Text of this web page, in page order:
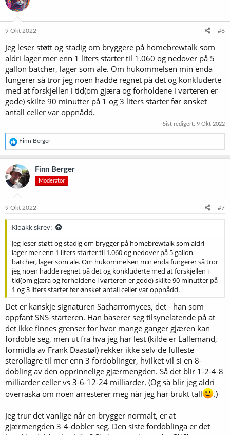
j
o
e
:
9 Okt 2022 #6
Jeg leser støtt og stadig om bryggere på homebrewtalk som
aldri lager mer enn 1 liters starter til 1.060 og nedover på 5
gallon batcher, lager som ale. Om hukommelsen min enda
fungerer så tror jeg noen hadde regnet på det og konkluderte
med at forskjellen i tid(om gjæra og forholdene i vørteren er
gode) skilte 90 minutter på 1 og 3 liters starter før ønsket
antall celler var oppnådd.
Sist redigert: 9 Okt 2022
R
e
a
k
s
j
o
e
Finn Berger
Finn Berger
Moderator
9 Okt 2022 #7
Kloakk skrev:
Jeg leser støtt og stadig om brygger på homebrewtalk som aldri
lager mer enn 1 liters starter til 1.060 og nedover på 5 gallon
batcher, lager som ale. Om hukommelsen min enda fungerer så tror
jeg noen hadde regnet på det og konkluderte med at forskjellen i
tid(om gjæra og forholdene i vørteren er gode) skilte 90 minutter på
1 og 3 liters starter før ønsket antall celler var oppnådd.
Det er kanskje signaturen Sacharromyces, det - han som
oppfant SNS-starteren. Han baserer seg tilsynelatende på at
det ikke finnes grenser for hvor mange ganger gjæren kan
fordoble seg, men ut fra hva jeg har lest (kilde er Lallemand,
formidla av Frank Daastøl) rekker ikke selv de fulleste
sterollagre til mer enn 3 fordoblinger, hvilket vil si en 8-
dobling av den opprinnelige gjærmengden. Så det blir 1-2-4-8
milliarder celler vs 3-6-12-24 milliarder. (Og så blir jeg aldri
overraska om noen arresterer meg når jeg har brukt tall
.)
Jeg trur det vanlige når en brygger normalt, er at
gjærmengden 3-4-dobler seg. Den siste fordoblinga er det